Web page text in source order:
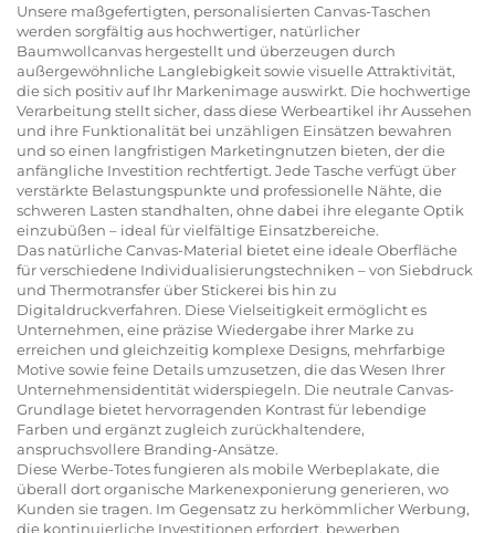
Unsere maßgefertigten, personalisierten Canvas-Taschen
werden sorgfältig aus hochwertiger, natürlicher
Baumwollcanvas hergestellt und überzeugen durch
außergewöhnliche Langlebigkeit sowie visuelle Attraktivität,
die sich positiv auf Ihr Markenimage auswirkt. Die hochwertige
Verarbeitung stellt sicher, dass diese Werbeartikel ihr Aussehen
und ihre Funktionalität bei unzähligen Einsätzen bewahren
und so einen langfristigen Marketingnutzen bieten, der die
anfängliche Investition rechtfertigt. Jede Tasche verfügt über
verstärkte Belastungspunkte und professionelle Nähte, die
schweren Lasten standhalten, ohne dabei ihre elegante Optik
einzubüßen – ideal für vielfältige Einsatzbereiche.
Das natürliche Canvas-Material bietet eine ideale Oberfläche
für verschiedene Individualisierungstechniken – von Siebdruck
und Thermotransfer über Stickerei bis hin zu
Digitaldruckverfahren. Diese Vielseitigkeit ermöglicht es
Unternehmen, eine präzise Wiedergabe ihrer Marke zu
erreichen und gleichzeitig komplexe Designs, mehrfarbige
Motive sowie feine Details umzusetzen, die das Wesen Ihrer
Unternehmensidentität widerspiegeln. Die neutrale Canvas-
Grundlage bietet hervorragenden Kontrast für lebendige
Farben und ergänzt zugleich zurückhaltendere,
anspruchsvollere Branding-Ansätze.
Diese Werbe-Totes fungieren als mobile Werbeplakate, die
überall dort organische Markenexponierung generieren, wo
Kunden sie tragen. Im Gegensatz zu herkömmlicher Werbung,
die kontinuierliche Investitionen erfordert, bewerben